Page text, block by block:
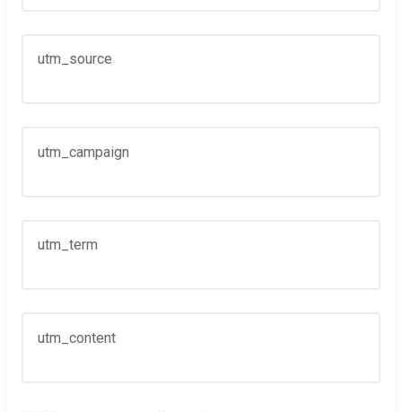
utm_source
utm_campaign
utm_term
utm_content